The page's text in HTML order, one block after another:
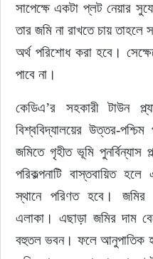
সাপেক্ষে একটা প্লট নেয়ার
তার জমি না রাখতে চায়
অর্থ পরিশোধ করা হবে।
পাবে না।
কেডিএ’র সহকারী টাউন
বিশ্ববিদ্যালয়ের উত্তর-
জমিতে গৃহীত ভূমি পুনর্বিন্যাস
পরিকল্পনাটি বাস্তবায়িত
স্থানে পরিণত হবে। জমির
এলাকা। এছাড়া জমির দাম
বহুতল ভবন। ফলে আনুপাতিক